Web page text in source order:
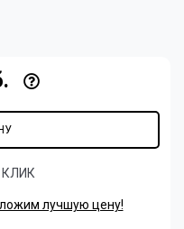
КЛИК
лучшую цену!